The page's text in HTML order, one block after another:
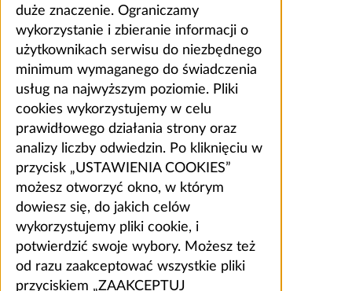
duże znaczenie. Ograniczamy
wykorzystanie i zbieranie informacji o
użytkownikach serwisu do niezbędnego
minimum wymaganego do świadczenia
usług na najwyższym poziomie. Pliki
cookies wykorzystujemy w celu
prawidłowego działania strony oraz
analizy liczby odwiedzin. Po kliknięciu w
przycisk „USTAWIENIA COOKIES”
możesz otworzyć okno, w którym
dowiesz się, do jakich celów
wykorzystujemy pliki cookie, i
potwierdzić swoje wybory. Możesz też
od razu zaakceptować wszystkie pliki
przyciskiem „ZAAKCEPTUJ